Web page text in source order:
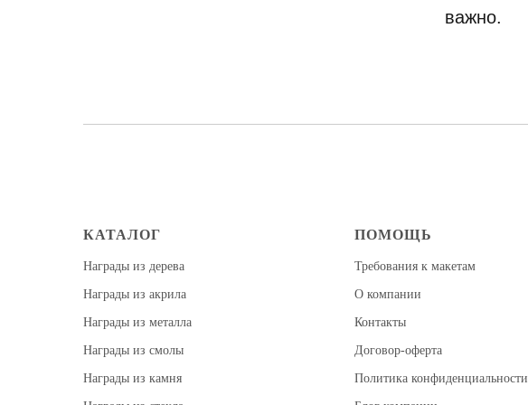
важно.
КАТАЛОГ
Награды из дерева
Награды из акрила
Награды из металла
Награды из смолы
Награды из камня
ПОМОЩЬ
Требования к макетам
О компании
Контакты
Договор-оферта
Политика конфиденциальности